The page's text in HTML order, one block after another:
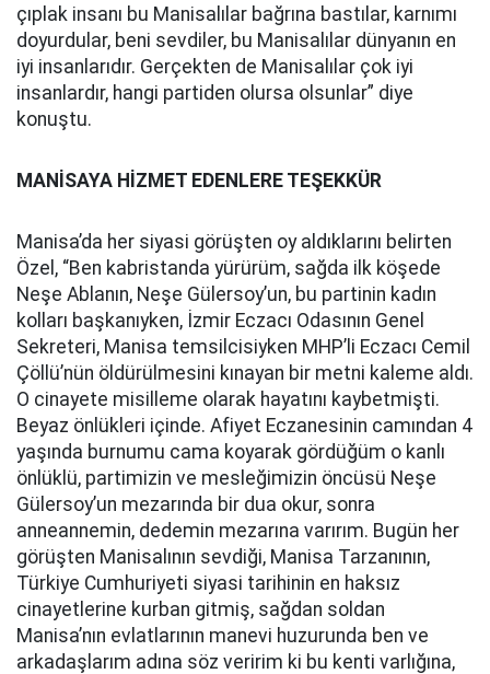
çıplak insanı bu Manisalılar bağrına bastılar, karnımı
doyurdular, beni sevdiler, bu Manisalılar dünyanın en
iyi insanlarıdır. Gerçekten de Manisalılar çok iyi
insanlardır, hangi partiden olursa olsunlar” diye
konuştu.
MANİSAYA HİZMET EDENLERE TEŞEKKÜR
Manisa’da her siyasi görüşten oy aldıklarını belirten
Özel, “Ben kabristanda yürürüm, sağda ilk köşede
Neşe Ablanın, Neşe Gülersoy’un, bu partinin kadın
kolları başkanıyken, İzmir Eczacı Odasının Genel
Sekreteri, Manisa temsilcisiyken MHP’li Eczacı Cemil
Çöllü’nün öldürülmesini kınayan bir metni kaleme aldı.
O cinayete misilleme olarak hayatını kaybetmişti.
Beyaz önlükleri içinde. Afiyet Eczanesinin camından 4
yaşında burnumu cama koyarak gördüğüm o kanlı
önlüklü, partimizin ve mesleğimizin öncüsü Neşe
Gülersoy’un mezarında bir dua okur, sonra
anneannemin, dedemin mezarına varırım. Bugün her
görüşten Manisalının sevdiği, Manisa Tarzanının,
Türkiye Cumhuriyeti siyasi tarihinin en haksız
cinayetlerine kurban gitmiş, sağdan soldan
Manisa’nın evlatlarının manevi huzurunda ben ve
arkadaşlarım adına söz veririm ki bu kenti varlığına,